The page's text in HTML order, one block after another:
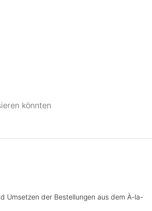
könnten
Umsetzen der Bestellungen aus dem À-la-